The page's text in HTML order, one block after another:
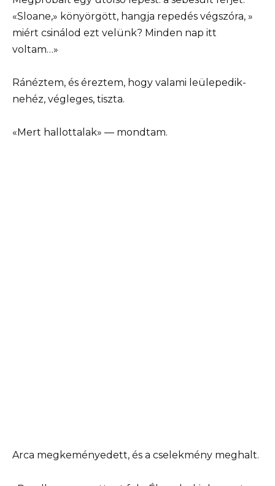
«Sloane,» könyörgött, hangja repedés végszóra, »
miért csinálod ezt velünk? Minden nap itt
voltam…»
Ránéztem, és éreztem, hogy valami leülepedik-
nehéz, végleges, tiszta.
«Mert hallottalak» — mondtam.
Arca megkeményedett, és a cselekmény meghalt.